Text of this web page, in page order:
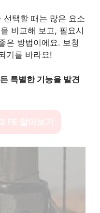
선택할 때는 많은 요소
비교해 보고, 필요시
은 방법이에요. 보청
기를 바라요!
특별한 기능을 발견
FE 알아보기